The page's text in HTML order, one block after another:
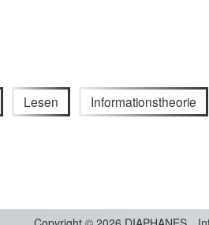
Lesen Informationstheorie